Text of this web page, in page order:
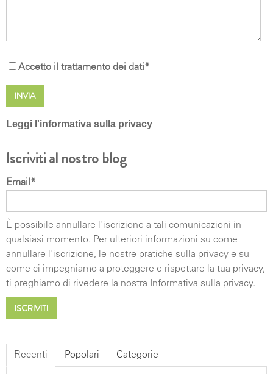
Accetto il trattamento dei dati*
Leggi l'informativa sulla privacy
riferiscono i dati personali hanno il diritto in qualunque
momento di ottenere la conferma dell'esistenza o
meno dei medesimi dati e di conoscerne il contenuto e
l'integrazione o l'aggiornamento, oppure la rettifica (art.
7 del d.lgs. n. 196/2003) e successivo (art. 7 EU RGDP
679/2016).. Ai sensi del medesimo articolo si ha il
diritto di chiedere la cancellazione, la trasformazione in
forma anonima o il blocco dei dati trattati in violazione
legittimi, al loro trattamento. Le richieste vanno rivolte
ad MGA Group- Via Ca' Nova Zampieri 4- 37137 San
ad eccezione di soggetti ai quali la comunicazione
stessa sia dovuta in adempimento ad obblighi previsti
Iscriviti al nostro blog
Email*
È possibile annullare l'iscrizione a tali comunicazioni in
qualsiasi momento. Per ulteriori informazioni su come
annullare l'iscrizione, le nostre pratiche sulla privacy e su
come ci impegniamo a proteggere e rispettare la tua privacy,
ti preghiamo di rivedere la nostra Informativa sulla privacy.
Recenti Popolari Categorie